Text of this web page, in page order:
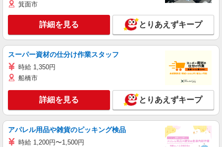
箕面市
詳細を見る とりあえずキープ
スーパー資材の仕分け作業スタッフ
時給 1,350円
船橋市
詳細を見る とりあえずキープ
アパレル用品や雑貨のピッキング検品
時給 1,200円〜1,500円